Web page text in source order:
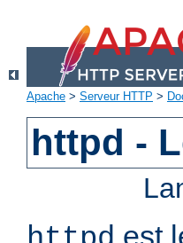
Apache > Serveur HTTP >
httpd -
est